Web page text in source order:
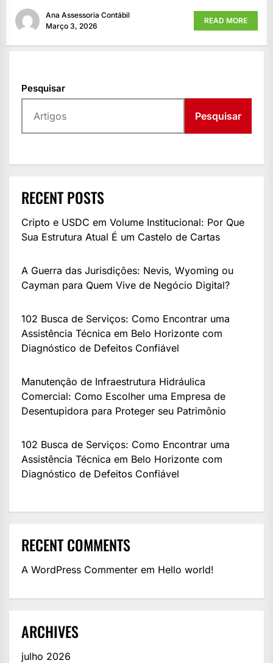
Ana Assessoria Contábil
Março 3, 2026
READ MORE
Pesquisar
Pesquisar
RECENT POSTS
Cripto e USDC em Volume Institucional: Por Que
Sua Estrutura Atual É um Castelo de Cartas
A Guerra das Jurisdições: Nevis, Wyoming ou
Cayman para Quem Vive de Negócio Digital?
102 Busca de Serviços: Como Encontrar uma
Assistência Técnica em Belo Horizonte com
Diagnóstico de Defeitos Confiável
Manutenção de Infraestrutura Hidráulica
Comercial: Como Escolher uma Empresa de
Desentupidora para Proteger seu Patrimônio
102 Busca de Serviços: Como Encontrar uma
Assistência Técnica em Belo Horizonte com
Diagnóstico de Defeitos Confiável
RECENT COMMENTS
A WordPress Commenter em Hello world!
ARCHIVES
julho 2026